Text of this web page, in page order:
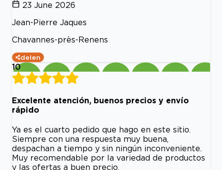
23 June 2026
Jean-Pierre Jaques
Chavannes-près-Renens
delen
10
Excelente atención, buenos precios y envío
rápido
Ya es el cuarto pedido que hago en este sitio.
Siempre con una respuesta muy buena,
despachan a tiempo y sin ningún inconveniente.
Muy recomendable por la variedad de productos
y las ofertas a buen precio.